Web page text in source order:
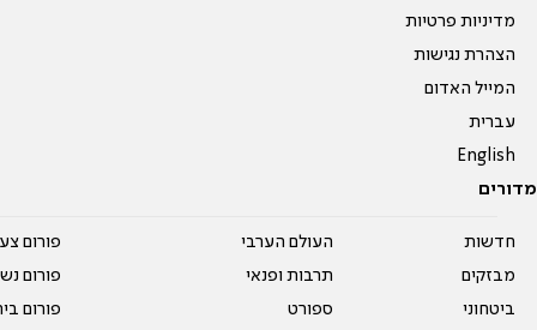
מדיניות פרטיות
הצהרת נגישות
המייל האדום
עברית
English
מדורים
חדשות
מבזקים
ביטחוני
העולם הערבי
תרבות ופנאי
ספורט
פורום
פורום
פורום